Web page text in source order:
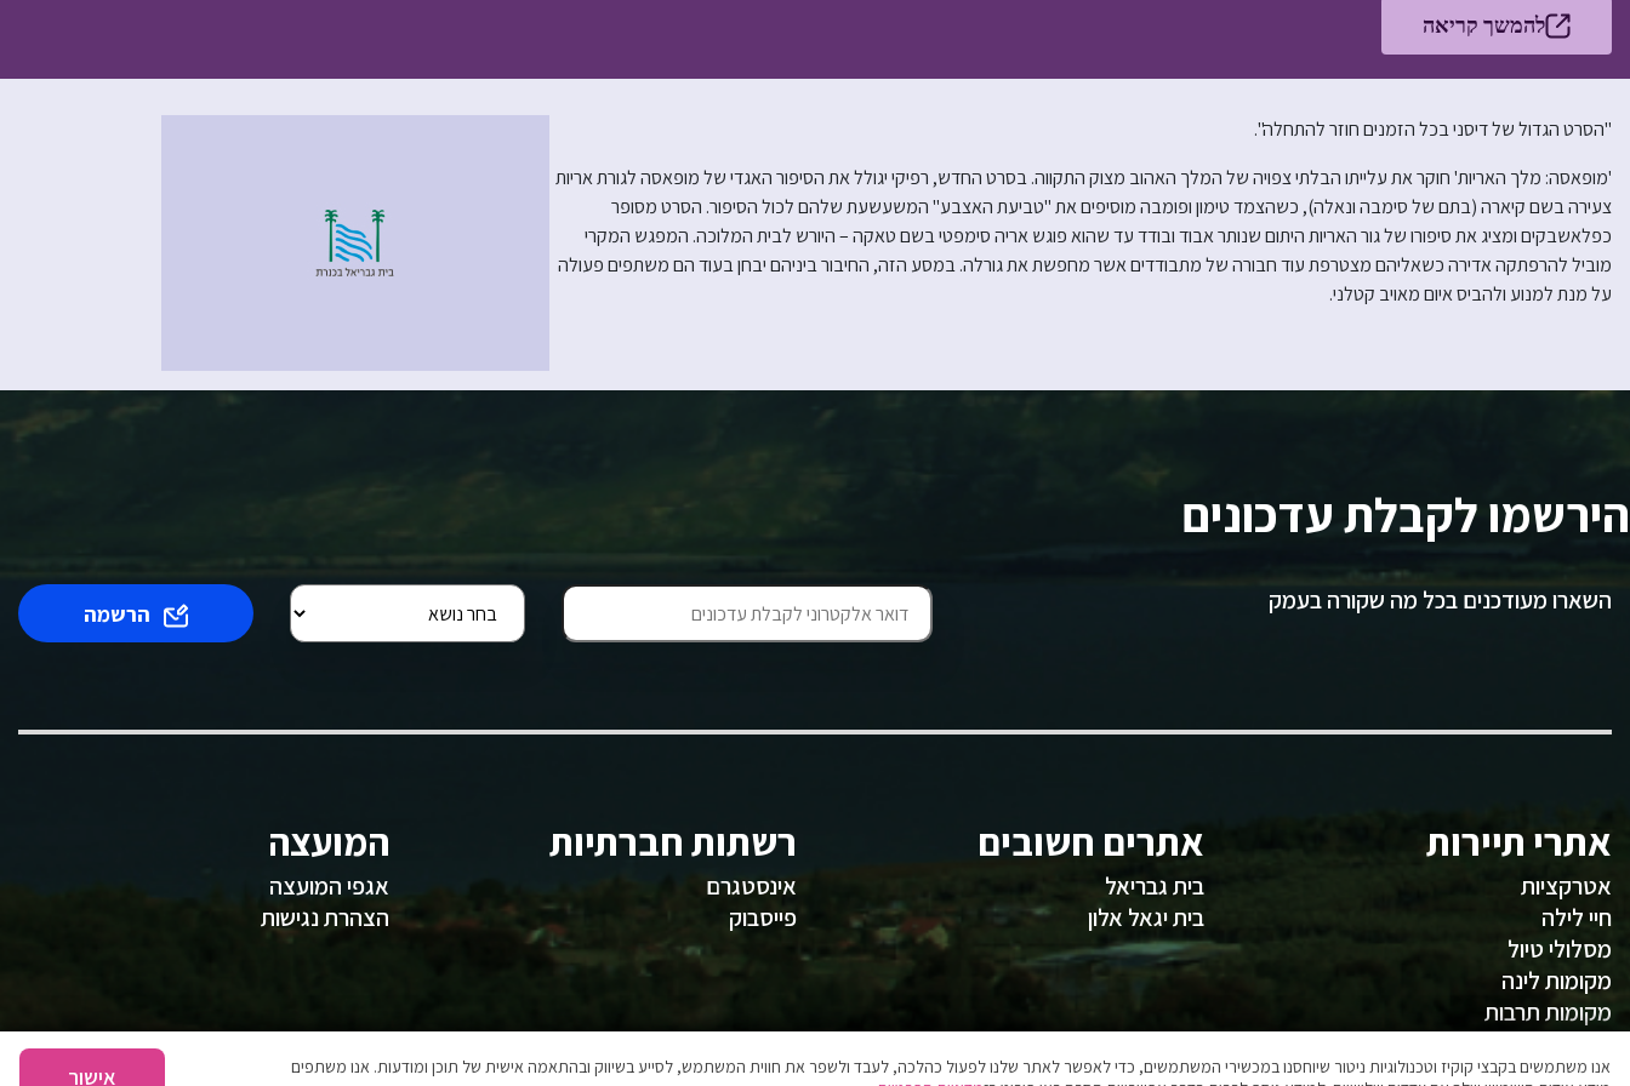
להמשך קריאה
"הסרט הגדול של דיסני בכל הזמנים חוזר להתחלה".
'מופאסה: מלך האריות' חוקר את עלייתו הבלתי צפויה של המלך האהוב מצוק התקווה. בסרט החדש, רפיקי יגולל את הסיפור האגדי של מופאסה לגורת אריות
צעירה בשם קיארה (בתם של סימבה ונאלה), כשהצמד טימון ופומבה מוסיפים את "טביעת האצבע" המשעשעת שלהם לכול הסיפור. הסרט מסופר
כפלאשבקים ומציג את סיפורו של גור האריות היתום שנותר אבוד ובודד עד שהוא פוגש אריה סימפטי בשם טאקה – היורש לבית המלוכה. המפגש המקרי
מוביל להרפתקה אדירה כשאליהם מצטרפת עוד חבורה של מתבודדים אשר מחפשת את גורלה. במסע הזה, החיבור ביניהם יבחן בעוד הם משתפים פעולה
על מנת למנוע ולהביס איום מאויב קטלני.
הירשמו לקבלת עדכונים
השארו מעודכנים בכל מה שקורה בעמק הרשמה
אתרי תיירות
אטרקציות
חיי לילה
מסלולי טיול
מקומות לינה
מקומות תרבות
אתרים חשובים
בית גבריאל
בית יגאל אלון
רשתות חברתיות
אינסטגרם
פייסבוק
המועצה
אגפי המועצה
הצהרת נגישות
אנו משתמשים בקבצי קוקיז וטכנולוגיות ניטור שיוחסנו במכשירי המשתמשים, כדי לאפשר לאתר שלנו לפעול כהלכה, לעבד ולשפר את חווית המשתמש, לסייע בשיווק ובהתאמה אישית של תוכן ומודעות. אנו משתפים
אישור